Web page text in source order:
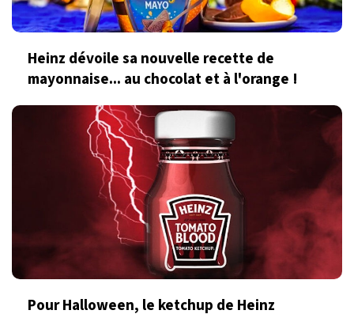
Heinz dévoile sa nouvelle recette de
mayonnaise... au chocolat et à l'orange !
Pour Halloween, le ketchup de Heinz